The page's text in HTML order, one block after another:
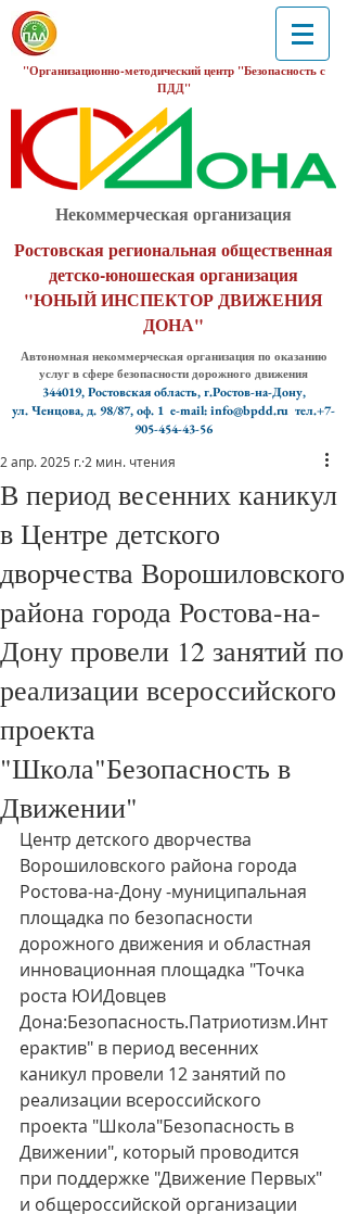
"Организационно-методический центр "Безопасность с
ПДД"
Некоммерческая организация
Ростовская региональная общественная
детско-юношеская организация
"ЮНЫЙ ИНСПЕКТОР ДВИЖЕНИЯ
ДОНА"
Автономная некоммерческая организация по оказанию
услуг в сфере безопасности дорожного движения
344019, Ростовская область, г.Ростов-на-Дону,
ул. Ченцова, д. 98/87, оф. 1 e-mail: info@bpdd.ru тел.+7-
905-454-43-56
В период весенних каникул
в Центре детского
дворчества Ворошиловского
района города Ростова-на-
Дону провели 12 занятий по
реализации всероссийского
проекта
"Школа"Безопасность в
Движении"
2 апр. 2025 г. 2 мин. чтения
Центр детского дворчества
Ворошиловского района города
Ростова-на-Дону -муниципальная
площадка по безопасности
дорожного движения и областная
инновационная площадка "Точка
роста ЮИДовцев
Дона:Безопасность.Патриотизм.Инт
ерактив" в период весенних
каникул провели 12 занятий по
реализации всероссийского
проекта "Школа"Безопасность в
Движении", который проводится
при поддержке "Движение Первых"
и общероссийской организации